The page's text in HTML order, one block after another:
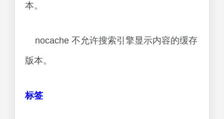
本。
nocache 不允许搜索引擎显示内容的缓存
版本。
标签